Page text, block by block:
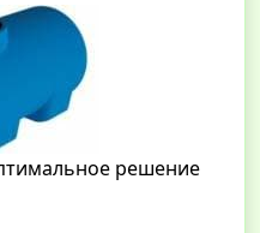
решение